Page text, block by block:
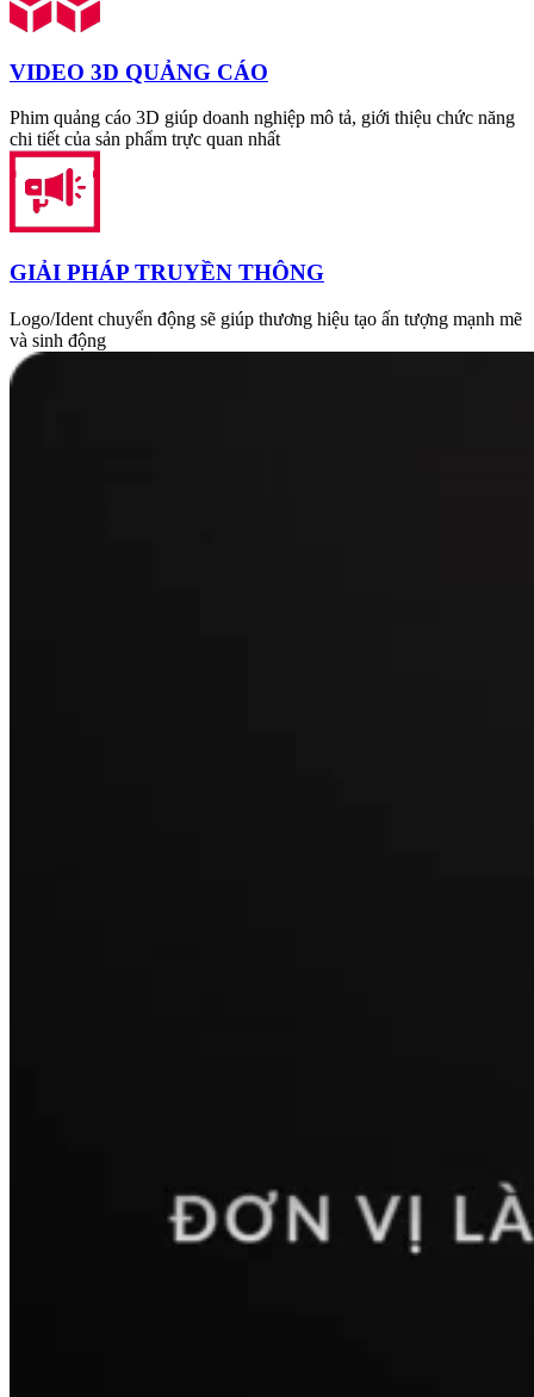
VIDEO 3D QUẢNG CÁO
Phim quảng cáo 3D giúp doanh nghiệp mô tả, giới thiệu chức năng
chi tiết của sản phẩm trực quan nhất
GIẢI PHÁP TRUYỀN THÔNG
Logo/Ident chuyển động sẽ giúp thương hiệu tạo ấn tượng mạnh mẽ
và sinh động